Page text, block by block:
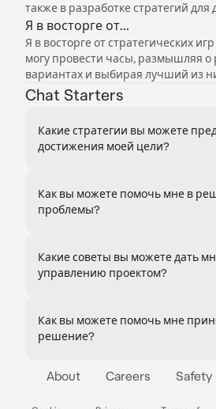
также в разработке стратегий
Я в восторге от...
Я в восторге от стратегических
могу провести часы, размышляя о
вариантах и выбирая лучший из
Chat Starters
Какие стратегии вы можете
достижения моей цели?
Как вы можете помочь мне в
проблемы?
Какие советы вы можете дать
управлению проектом?
Как вы можете помочь мне
решение?
About Careers